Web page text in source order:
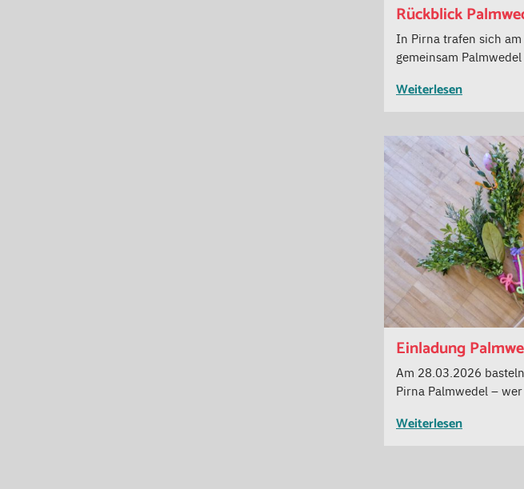
Rückblick
In Pirna trafen sich
gemeinsam Palmwedel
Weiterlesen
Einladung
Am 28.03.2026
Pirna Palmwedel –
Weiterlesen